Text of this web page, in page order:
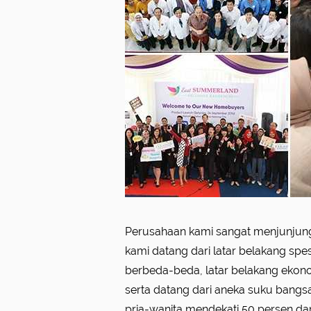
Perusahaan kami sangat
kami datang dari latar belakang
berbeda-beda, latar belakang
serta datang dari aneka suku
telah bergabung lebih dari 10
perusahaan kami kedepannya,
berbakat untuk bergabung
bersama-sama. Kami memiliki